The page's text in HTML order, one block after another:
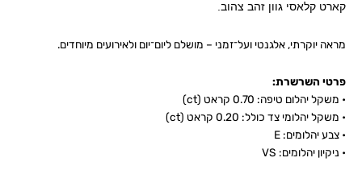
קארט קלאסי גוון זהב צהוב.
מראה יוקרתי, אלגנטי ועל־זמני – מושלם ליום־יום ולאירועים מיוחדים.
פרטי השרשרת:
• משקל יהלום טיפה: 0.70 קראט (ct)
• משקל יהלומי צד כולל: 0.20 קראט (ct)
• צבע יהלומים: E
• ניקיון יהלומים: VS